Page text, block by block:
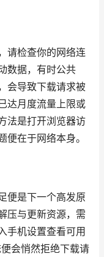
请检查你的网络连
数据，有时公共
会导致下载请求被
达月度流量上限或
法是打开浏览器访
在于网络本身。
便是下一个高发原
压与更新资源，需
手机设置查看可用
会悄然拒绝下载请